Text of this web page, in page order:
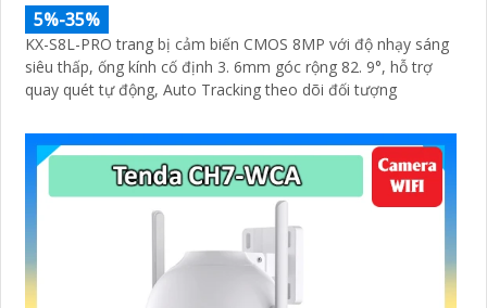
5%-35%
KX-S8L-PRO trang bị cảm biến CMOS 8MP với độ nhạy sáng
siêu thấp, ống kính cố định 3. 6mm góc rộng 82. 9°, hỗ trợ
quay quét tự động, Auto Tracking theo dõi đối tượng